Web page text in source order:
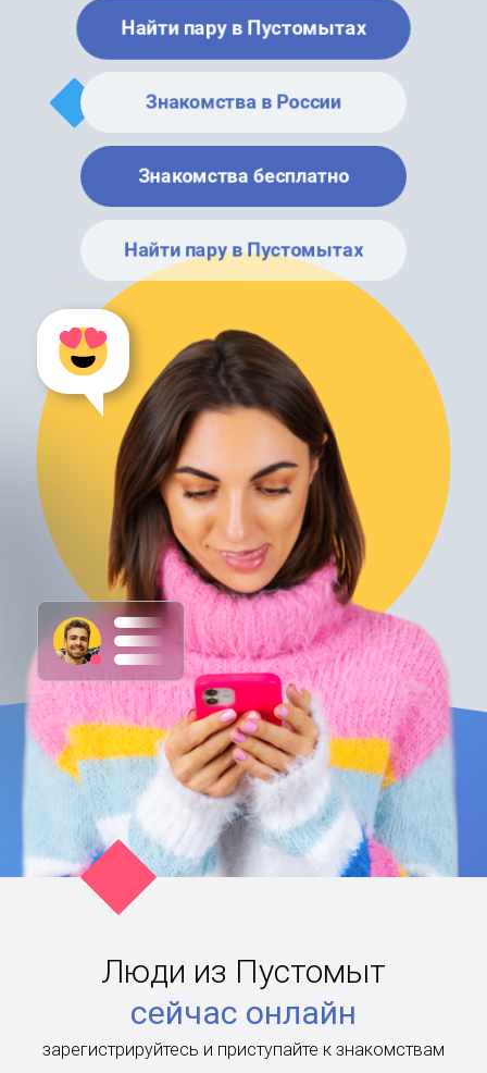
Найти пару в Пустомытах
Знакомства в России
Знакомства бесплатно
Найти пару в Пустомытах
Люди из Пустомыт
сейчас онлайн
зарегистрируйтесь и приступайте к знакомствам